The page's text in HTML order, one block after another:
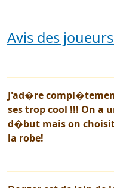
Avis des
J'ad�re
ses trop cool !!! On a
d�but mais on
la robe!